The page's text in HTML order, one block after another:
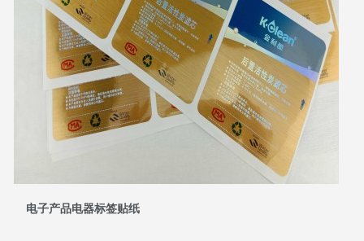
电子产品电器标签贴纸